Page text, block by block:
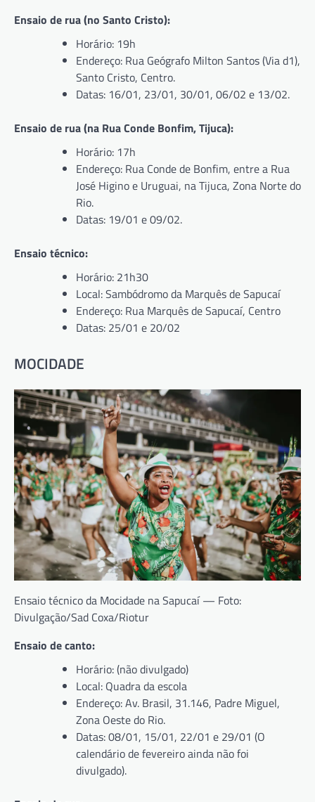
Ensaio de rua (no Santo Cristo):
Horário: 19h
Endereço: Rua Geógrafo Milton Santos (Via d1),
Santo Cristo, Centro.
Datas: 16/01, 23/01, 30/01, 06/02 e 13/02.
Ensaio de rua (na Rua Conde Bonfim, Tijuca):
Horário: 17h
Endereço: Rua Conde de Bonfim, entre a Rua
José Higino e Uruguai, na Tijuca, Zona Norte do
Rio.
Datas: 19/01 e 09/02.
Ensaio técnico:
Horário: 21h30
Local: Sambódromo da Marquês de Sapucaí
Endereço: Rua Marquês de Sapucaí, Centro
Datas: 25/01 e 20/02
MOCIDADE
Ensaio técnico da Mocidade na Sapucaí — Foto:
Divulgação/Sad Coxa/Riotur
Ensaio de canto:
Horário: (não divulgado)
Local: Quadra da escola
Endereço: Av. Brasil, 31.146, Padre Miguel,
Zona Oeste do Rio.
Datas: 08/01, 15/01, 22/01 e 29/01 (O
calendário de fevereiro ainda não foi
divulgado).